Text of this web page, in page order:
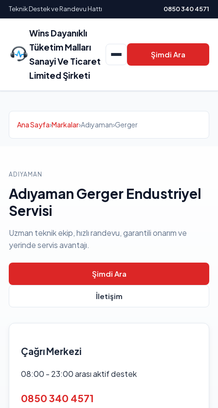
Teknik Destek ve Randevu Hattı 0850 340 4571
Wins Dayanıklı
Tüketim Malları
Sanayi Ve Ticaret
Limited Şirketi
Şimdi Ara
Ana Sayfa›Markalar›Adıyaman›Gerger
ADIYAMAN
Adıyaman Gerger Endustriyel
Servisi
Uzman teknik ekip, hızlı randevu, garantili onarım ve
yerinde servis avantajı.
Şimdi Ara
İletişim
Çağrı Merkezi
08:00 - 23:00 arası aktif destek
0850 340 4571